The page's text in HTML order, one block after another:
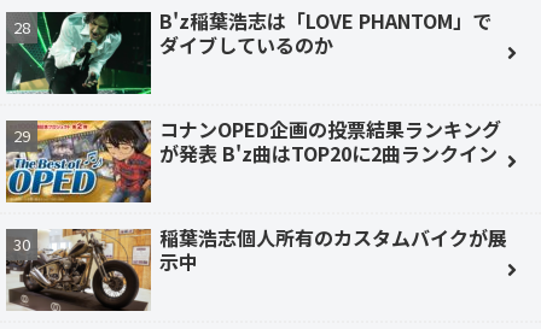
B'z稲葉浩志は「LOVE PHANTOM」で
ダイブしているのか
コナンOPED企画の投票結果ランキング
が発表 B'z曲はTOP20に2曲ランクイン
稲葉浩志個人所有のカスタムバイクが展
示中